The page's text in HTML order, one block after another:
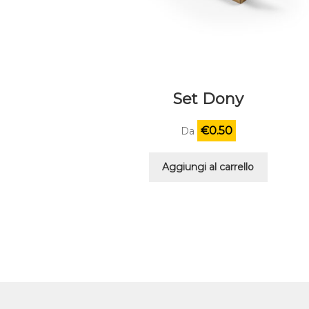
Set Dony
Da €0.50
Aggiungi al carrello